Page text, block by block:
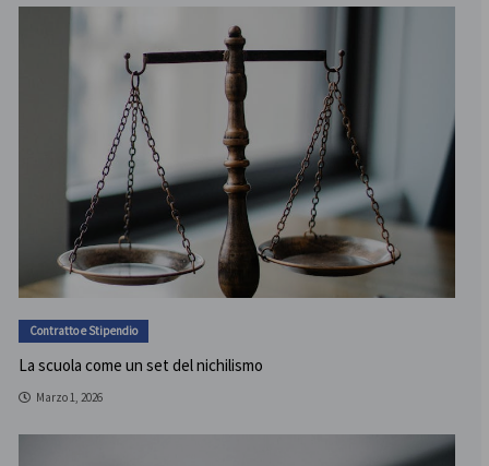
Contratto e Stipendio
La scuola come un set del nichilismo
Marzo 1, 2026